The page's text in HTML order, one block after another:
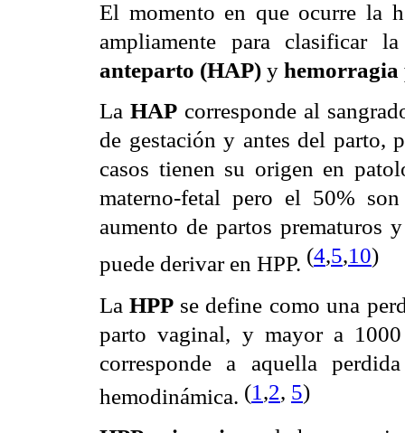
El momento en que ocurre la
ampliamente para clasificar
anteparto (HAP) y hemorragia
La HAPcorresponde al
de gestación y antes del parto,
casos tienen su origen en
materno-fetal pero el 50%
aumento de partos prematuros
puede derivar en HPP. (4,5,10)
LaHPP se define como una
parto vaginal, y mayor a
corresponde a aquella
hemodinámica. (1 ,2, 5)